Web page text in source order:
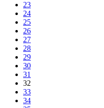
23
24
25
26
27
28
29
30
31
32
33
34